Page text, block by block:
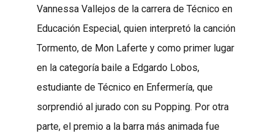
Vannessa Vallejos de la carrera de Técnico en
Educación Especial, quien interpretó la canción
Tormento, de Mon Laferte y como primer lugar
en la categoría baile a Edgardo Lobos,
estudiante de Técnico en Enfermería, que
sorprendió al jurado con su Popping. Por otra
parte, el premio a la barra más animada fue